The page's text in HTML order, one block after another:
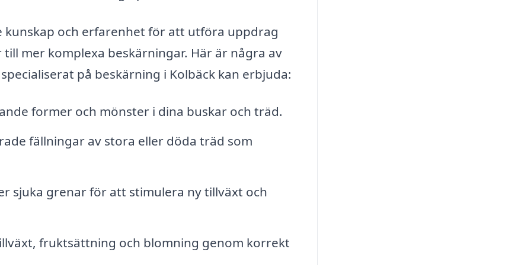
kunskap och erfarenhet för att utföra uppdrag
mer komplexa beskärningar. Här är några av
på beskärning i Kolbäck kan erbjuda:
former och mönster i dina buskar och träd.
fällningar av stora eller döda träd som
sjuka grenar för att stimulera ny tillväxt och
fruktsättning och blomning genom korrekt